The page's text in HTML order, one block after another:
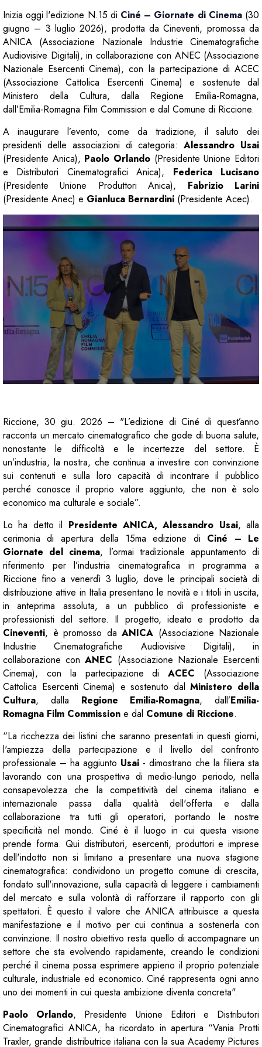
Inizia oggi l'edizione N.15 di Ciné – Giornate di Cinema(30
giugno – 3 luglio 2026), prodotta da Cineventi, promossa da
ANICA (Associazione Nazionale Industrie Cinematografiche
Audiovisive Digitali), in collaborazione con ANEC (Associazione
Nazionale Esercenti Cinema), con la partecipazione di ACEC
(Associazione Cattolica Esercenti Cinema) e sostenute dal
Ministero della Cultura, dalla Regione Emilia-Romagna,
dall’Emilia-Romagna Film Commission e dal Comune di Riccione.
A inaugurare l’evento, come da tradizione, il saluto dei
presidenti delle associazioni di categoria:Alessandro Usai
(Presidente Anica), Paolo Orlando (Presidente Unione Editori
e Distributori Cinematografici Anica), Federica Lucisano
(Presidente Unione Produttori Anica), Fabrizio Larini
(Presidente Anec) e Gianluca Bernardini (Presidente Acec).
Riccione, 30 giu. 2026 – "L’edizione di Ciné di quest’anno
racconta un mercato cinematografico che gode di buona salute,
nonostante le difficoltà e le incertezze del settore. È
un’industria, la nostra, che continua a investire con convinzione
sui contenuti e sulla loro capacità di incontrare il pubblico
perché conosce il proprio valore aggiunto, che non è solo
economico ma culturale e sociale”.
Lo ha detto il Presidente ANICA, Alessandro Usai, alla
cerimonia di apertura della 15ma edizione di Ciné – Le
Giornate del cinema, l’ormai tradizionale appuntamento di
riferimento per l’industria cinematografica in programma a
Riccione fino a venerdì 3 luglio, dove le principali società di
distribuzione attive in Italia presentano le novità e i titoli in uscita,
in anteprima assoluta, a un pubblico di professioniste e
professionisti del settore. Il progetto, ideato e prodotto da
Cineventi, è promosso da ANICA (Associazione Nazionale
Industrie Cinematografiche Audiovisive Digitali), in
collaborazione conANEC (Associazione Nazionale Esercenti
Cinema), con la partecipazione diACEC (Associazione
Cattolica Esercenti Cinema) e sostenuto dalMinistero della
Cultura, dalla Regione Emilia-Romagna, dall’Emilia-
Romagna Film Commission e dal Comune di Riccione.
“La ricchezza dei listini che saranno presentati in questi giorni,
l'ampiezza della partecipazione e il livello del confronto
professionale – ha aggiunto Usai - dimostrano che la filiera sta
lavorando con una prospettiva di medio-lungo periodo, nella
consapevolezza che la competitività del cinema italiano e
internazionale passa dalla qualità dell'offerta e dalla
collaborazione tra tutti gli operatori, portando le nostre
specificità nel mondo. Ciné è il luogo in cui questa visione
prende forma. Qui distributori, esercenti, produttori e imprese
dell'indotto non si limitano a presentare una nuova stagione
cinematografica: condividono un progetto comune di crescita,
fondato sull'innovazione, sulla capacità di leggere i cambiamenti
del mercato e sulla volontà di rafforzare il rapporto con gli
spettatori. È questo il valore che ANICA attribuisce a questa
manifestazione e il motivo per cui continua a sostenerla con
convinzione. Il nostro obiettivo resta quello di accompagnare un
settore che sta evolvendo rapidamente, creando le condizioni
perché il cinema possa esprimere appieno il proprio potenziale
culturale, industriale ed economico. Ciné rappresenta ogni anno
uno dei momenti in cui questa ambizione diventa concreta".
Paolo Orlando, Presidente Unione Editori e Distributori
Cinematografici ANICA, ha ricordato in apertura “Vania Protti
Traxler, grande distributrice italiana con la sua Academy Pictures